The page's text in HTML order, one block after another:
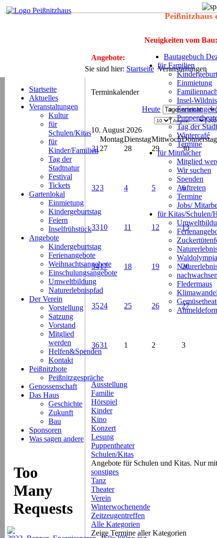
Peißnitzhaus
Neuigkeiten vom Bau:
Bautagebuch
für Familien
Einmietung
Insel-
Tag der
Wintercafé
Termine
für Mitmacher
Mitglied
Wir suchen
Spenden
Auftreten
Termine
Jobs/
für Kitas/Schulen/
Fledermaus
Angebote:
Sie sind hier: Startseite Veranstaltungen
Startseite
Aktuelles
Veranstaltungen
Kultur
für
Schulen/Kitas
für
Kinder/Familien
Tag der
Stadtnatur
Festival
Tickets
Gartenlokal
Einmietung
Kindergeburtstag
Feiern
Inselfrühstück
Angebote
Kindergeburtstag
Ferienangebote
Weihnachtsangebote
Einschulungsangebote
Umweltbildung
Naturerlebnispfad
Der Verein
Vorstellung
Satzung
Vorstand
Mitglied
werden
Helfen&Spenden
Kontakt
Peißnitzbote
Peißnitzgespräche
Genossenschaft
Das Haus
Geschichte
Zukunft
Bau
Sponsoren
Was sagen andere
Terminkalender
Heute
10. August 2026
MontagDienstagMittwochDonnerstag
31 27 28 29 30
323 4 5 6
3310 11 12 13
3417 18 19 20
3524 25 26 27
3631 1 2 3
Ausstellung
Familie
Hörspiel
Kinder
Kino
Konzert
Lesung
Puppentheater
Schulen/Kitas
Angebote für Schulen und Kitas. Nur
sonstiges
Tanz
Theater
Verein
Winterwochenende
Zeitzeugentreffen
Alle Kategorien
Zeige Termine aller Kategorien